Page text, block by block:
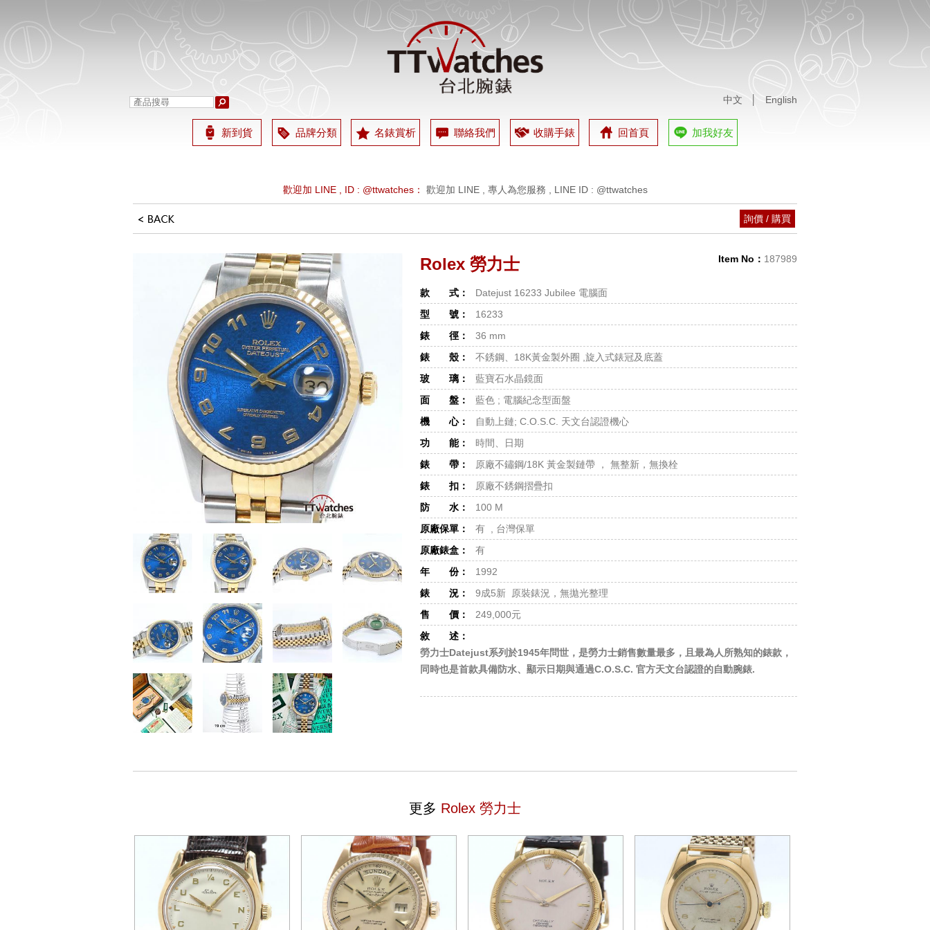
中文 English
新到貨 品牌分類 名錶賞析 聯絡我們 收購手錶 回首頁 加我好友
歡迎加 LINE , ID : @ttwatches： 歡迎加 LINE , 專人為您服務 , LINE ID : @ttwatches
詢價 / 購買
Item No： 187989
Rolex 勞力士
款 式：
Datejust 16233 Jubilee 電腦面
型 號：
16233
錶 徑：
36 mm
錶 殼：
不銹鋼、18K黃金製外圈 ,旋入式錶冠及底蓋
玻 璃：
藍寶石水晶鏡面
面 盤：
藍色 ; 電腦紀念型面盤
機 心：
自動上鏈; C.O.S.C. 天文台認證機心
功 能：
時間、日期
錶 帶：
原廠不鏽鋼/18K 黃金製鏈帶 ， 無整新，無換栓
錶 扣：
原廠不銹鋼摺疊扣
防 水：
100 M
原廠保單：
有 , 台灣保單
原廠錶盒：
有
年 份：
1992
錶 況：
9成5新 原裝錶況，無拋光整理
售 價：
249,000元
敘 述：
勞力士Datejust系列於1945年問世，是勞力士銷售數量最多，且最為人所熟知的錶款，
同時也是首款具備防水、顯示日期與通過C.O.S.C. 官方天文台認證的自動腕錶.
更多 Rolex 勞力士